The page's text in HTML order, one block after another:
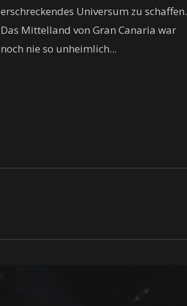
erschreckendes Universum zu schaffen.
Das Mittelland von Gran Canaria war
noch nie so unheimlich...